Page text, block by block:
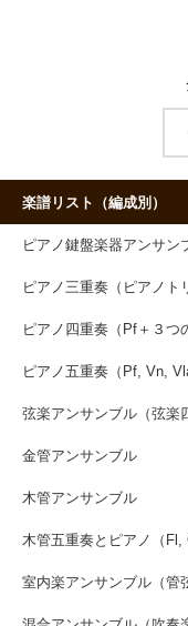
楽譜リスト（編成別）
ピアノ鍵盤楽器アンサン
ピアノ三重奏（ピアノト
ピアノ四重奏（Pf＋３つ
ピアノ五重奏（Pf, Vn,
弦楽アンサンブル（弦楽
金管アンサンブル
木管アンサンブル
木管五重奏とピアノ（
室内楽アンサンブル（管